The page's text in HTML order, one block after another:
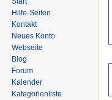
Hilfe-Seiten
Kontakt
Neues Konto
Webseite
Blog
Forum
Kalender
Kategorienliste